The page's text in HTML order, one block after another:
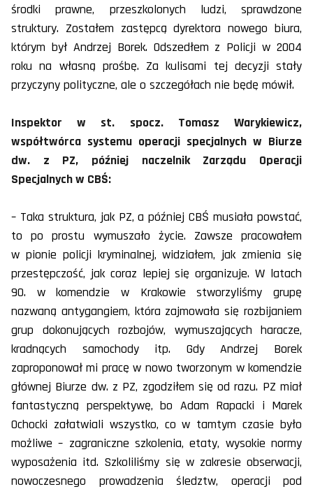
środki prawne, przeszkolonych ludzi, sprawdzone
struktury. Zostałem zastępcą dyrektora nowego biura,
którym był Andrzej Borek. Odszedłem z Policji w 2004
roku na własną prośbę. Za kulisami tej decyzji stały
przyczyny polityczne, ale o szczegółach nie będę mówił.
Inspektor w st. spocz. Tomasz Warykiewicz,
współtwórca systemu operacji specjalnych w Biurze
dw. z PZ, później naczelnik Zarządu Operacji
Specjalnych w CBŚ:
– Taka struktura, jak PZ, a później CBŚ musiała powstać,
to po prostu wymuszało życie. Zawsze pracowałem
w pionie policji kryminalnej, widziałem, jak zmienia się
przestępczość, jak coraz lepiej się organizuje. W latach
90. w komendzie w Krakowie stworzyliśmy grupę
nazwaną antygangiem, która zajmowała się rozbijaniem
grup dokonujących rozbojów, wymuszających haracze,
kradnących samochody itp. Gdy Andrzej Borek
zaproponował mi pracę w nowo tworzonym w komendzie
głównej Biurze dw. z PZ, zgodziłem się od razu. PZ miał
fantastyczną perspektywę, bo Adam Rapacki i Marek
Ochocki załatwiali wszystko, co w tamtym czasie było
możliwe – zagraniczne szkolenia, etaty, wysokie normy
wyposażenia itd. Szkoliliśmy się w zakresie obserwacji,
nowoczesnego prowadzenia śledztw, operacji pod